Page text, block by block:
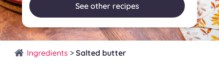
See other recipes
Ingredients > Salted butter